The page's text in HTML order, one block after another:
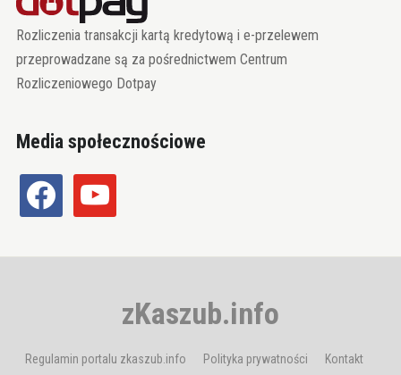
Rozliczenia transakcji kartą kredytową i e-przelewem
przeprowadzane są za pośrednictwem Centrum
Rozliczeniowego Dotpay
Media społecznościowe
facebook youtube
zKaszub.info
Regulamin portalu zkaszub.info Polityka prywatności Kontakt